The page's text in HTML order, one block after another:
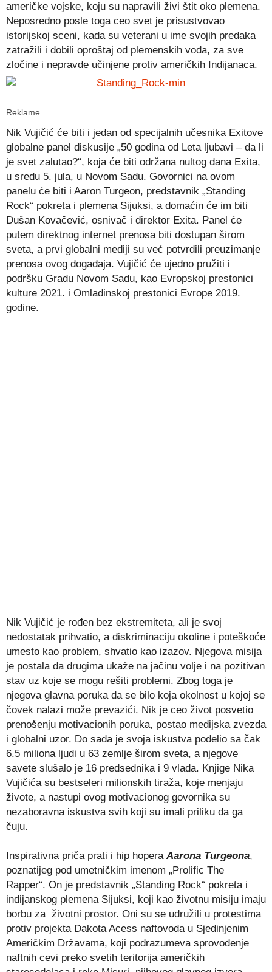
američke vojske, koju su napravili živi štit oko plemena.
Neposredno posle toga ceo svet je prisustvovao
istorijskoj sceni, kada su veterani u ime svojih predaka
zatražili i dobili oproštaj od plemenskih vođa, za sve
zločine i nepravde učinjene protiv američkih Indijanaca.
Reklame
Nik Vujičić će biti i jedan od specijalnih učesnika Exitove
globalne panel diskusije „50 godina od Leta ljubavi – da li
je svet zalutao?“, koja će biti održana nultog dana Exita,
u sredu 5. jula, u Novom Sadu. Govornici na ovom
panelu će biti i Aaron Turgeon, predstavnik „Standing
Rock“ pokreta i plemena Sijuksi, a domaćin će im biti
Dušan Kovačević, osnivač i direktor Exita. Panel će
putem direktnog internet prenosa biti dostupan širom
sveta, a prvi globalni mediji su već potvrdili preuzimanje
prenosa ovog događaja. Vujičić će ujedno pružiti i
podršku Gradu Novom Sadu, kao Evropskoj prestonici
kulture 2021. i Omladinskoj prestonici Evrope 2019.
godine.
Nik Vujičić je rođen bez ekstremiteta, ali je svoj
nedostatak prihvatio, a diskriminaciju okoline i poteškoće
umesto kao problem, shvatio kao izazov. Njegova misija
je postala da drugima ukaže na jačinu volje i na pozitivan
stav uz koje se mogu rešiti problemi. Zbog toga je
njegova glavna poruka da se bilo koja okolnost u kojoj se
čovek nalazi može prevazići. Nik je ceo život posvetio
prenošenju motivacionih poruka, postao medijska zvezda
i globalni uzor. Do sada je svoja iskustva podelio sa čak
6.5 miliona ljudi u 63 zemlje širom sveta, a njegove
savete slušalo je 16 predsednika i 9 vlada. Knjige Nika
Vujičića su bestseleri milionskih tiraža, koje menjaju
živote, a nastupi ovog motivacionog govornika su
nezaboravna iskustva svih koji su imali priliku da ga
čuju.
Inspirativna priča prati i hip hoperaAarona Turgeona,
poznatijeg pod umetničkim imenom „Prolific The
Rapper“. On je predstavnik „Standing Rock“ pokreta i
indijanskog plemena Sijuksi, koji kao životnu misiju imaju
borbu za životni prostor. Oni su se udružili u protestima
protiv projekta Dakota Acess naftovoda u Sjedinjenim
Američkim Državama, koji podrazumeva sprovođenje
naftnih cevi preko svetih teritorija američkih